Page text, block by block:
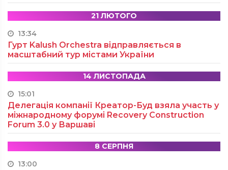
21 ЛЮТОГО
13:34
Гурт Kalush Orchestra відправляється в
масштабний тур містами України
14 ЛИСТОПАДА
15:01
Делегація компанії Креатор-Буд взяла участь у
міжнародному форумі Recovery Construction
Forum 3.0 у Варшаві
8 СЕРПНЯ
13:00